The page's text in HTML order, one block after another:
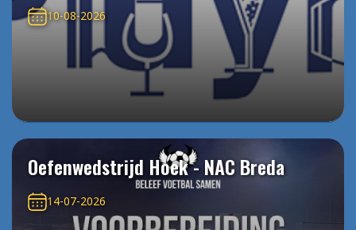
10-08-2026
Oefenwedstrijd Hoek - NAC Breda
14-07-2026